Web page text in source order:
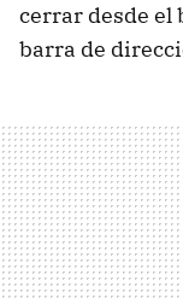
cerrar desde el
barra de